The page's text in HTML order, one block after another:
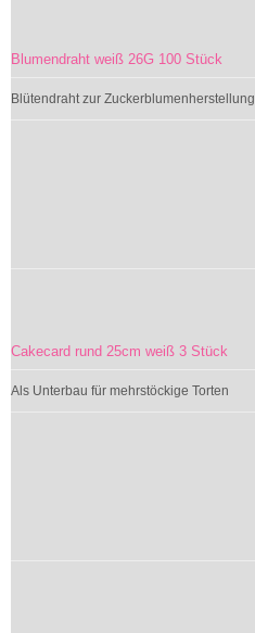
Blumendraht weiß 26G 100 Stück
Blütendraht zur Zuckerblumenherstellung
Cakecard rund 25cm weiß 3 Stück
Als Unterbau für mehrstöckige Torten